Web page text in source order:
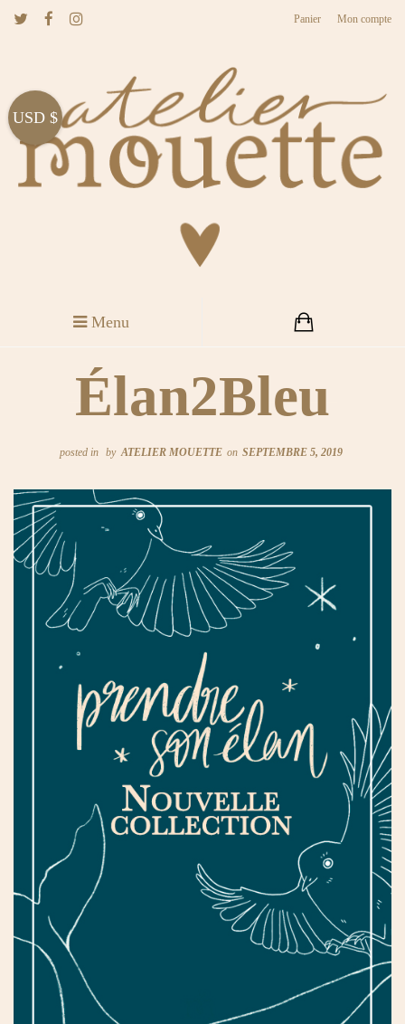
Mon compte
Panier
Menu
Élan2Bleu
posted in by ATELIER MOUETTE on SEPTEMBRE 5, 2019
USD $